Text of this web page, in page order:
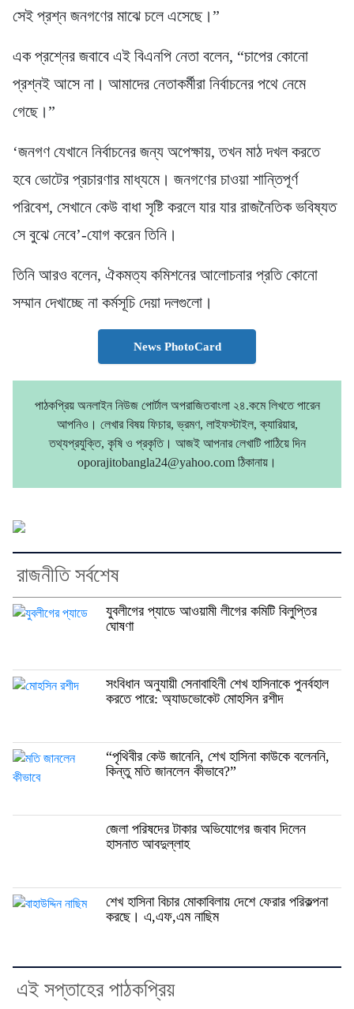
সেই প্রশ্ন জনগণের মাঝে চলে এসেছে।”
এক প্রশ্নের জবাবে এই বিএনপি নেতা বলেন, “চাপের কোনো
প্রশ্নই আসে না। আমাদের নেতাকর্মীরা নির্বাচনের পথে নেমে
গেছে।”
‘জনগণ যেখানে নির্বাচনের জন্য অপেক্ষায়, তখন মাঠ দখল করতে
হবে ভোটের প্রচারণার মাধ্যমে। জনগণের চাওয়া শান্তিপূর্ণ
পরিবেশ, সেখানে কেউ বাধা সৃষ্টি করলে যার যার রাজনৈতিক ভবিষ্যত
সে বুঝে নেবে’-যোগ করেন তিনি।
তিনি আরও বলেন, ঐকমত্য কমিশনের আলোচনার প্রতি কোনো
সম্মান দেখাচ্ছে না কর্মসূচি দেয়া দলগুলো।
News PhotoCard
পাঠকপ্রিয় অনলাইন নিউজ পোর্টাল অপরাজিতবাংলা ২৪.কমে লিখতে পারেন
আপনিও। লেখার বিষয় ফিচার, ভ্রমণ, লাইফস্টাইল, ক্যারিয়ার,
তথ্যপ্রযুক্তি, কৃষি ও প্রকৃতি। আজই আপনার লেখাটি পাঠিয়ে দিন
oporajitobangla24@yahoo.com ঠিকানায়।
রাজনীতি সর্বশেষ
যুবলীগের প্যাডে আওয়ামী লীগের কমিটি বিলুপ্তির
ঘোষণা
সংবিধান অনুযায়ী সেনাবাহিনী শেখ হাসিনাকে পুনর্বহাল
করতে পারে: অ্যাডভোকেট মোহসিন রশীদ
“পৃথিবীর কেউ জানেনি, শেখ হাসিনা কাউকে বলেননি,
কিন্তু মতি জানলেন কীভাবে?”
জেলা পরিষদের টাকার অভিযোগের জবাব দিলেন
হাসনাত আবদুল্লাহ
শেখ হাসিনা বিচার মোকাবিলায় দেশে ফেরার পরিকল্পনা
করছে। এ,এফ,এম নাছিম
এই সপ্তাহের পাঠকপ্রিয়